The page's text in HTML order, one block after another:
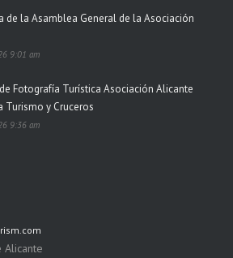
de la Asamblea General de la Asociación
9:01 am
Fotografía Turística Asociación Alicante
Turismo y Cruceros
9:36 am
Alicante